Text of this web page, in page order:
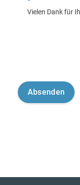
Vielen Dank für